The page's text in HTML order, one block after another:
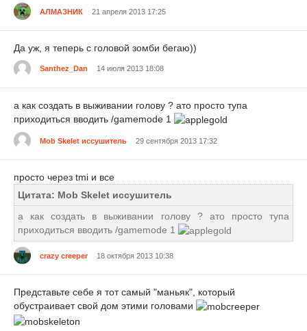
АЛМАЗНИК 21 апреля 2013 17:25
Да уж, я теперь с головой зомби бегаю))
Santhez_Dan 14 июля 2013 18:08
а как создать в выживании голову ? ато просто тупа
приходиться вводить /gamemode 1
Mob Skelet иссушитель 29 сентября 2013 17:32
просто через tmi и все
Цитата: Mob Skelet иссушитель
а как создать в выживании голову ? ато просто тупа
приходиться вводить /gamemode 1
crazy creeper 18 октября 2013 10:38
Представьте себе я тот самый "маньяк", который
обустраивает свой дом этими головами